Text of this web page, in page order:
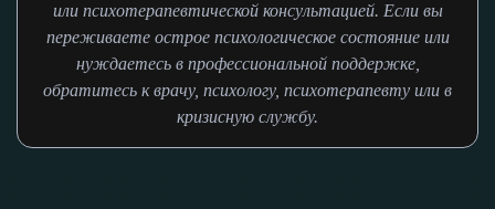
или психотерапевтической консультацией. Если вы
переживаете острое психологическое состояние или
нуждаетесь в профессиональной поддержке,
обратитесь к врачу, психологу, психотерапевту или в
кризисную службу.